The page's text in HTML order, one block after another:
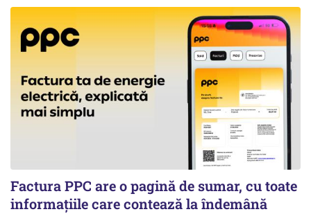
Factura PPC are o pagină de sumar, cu toate
informațiile care contează la îndemână